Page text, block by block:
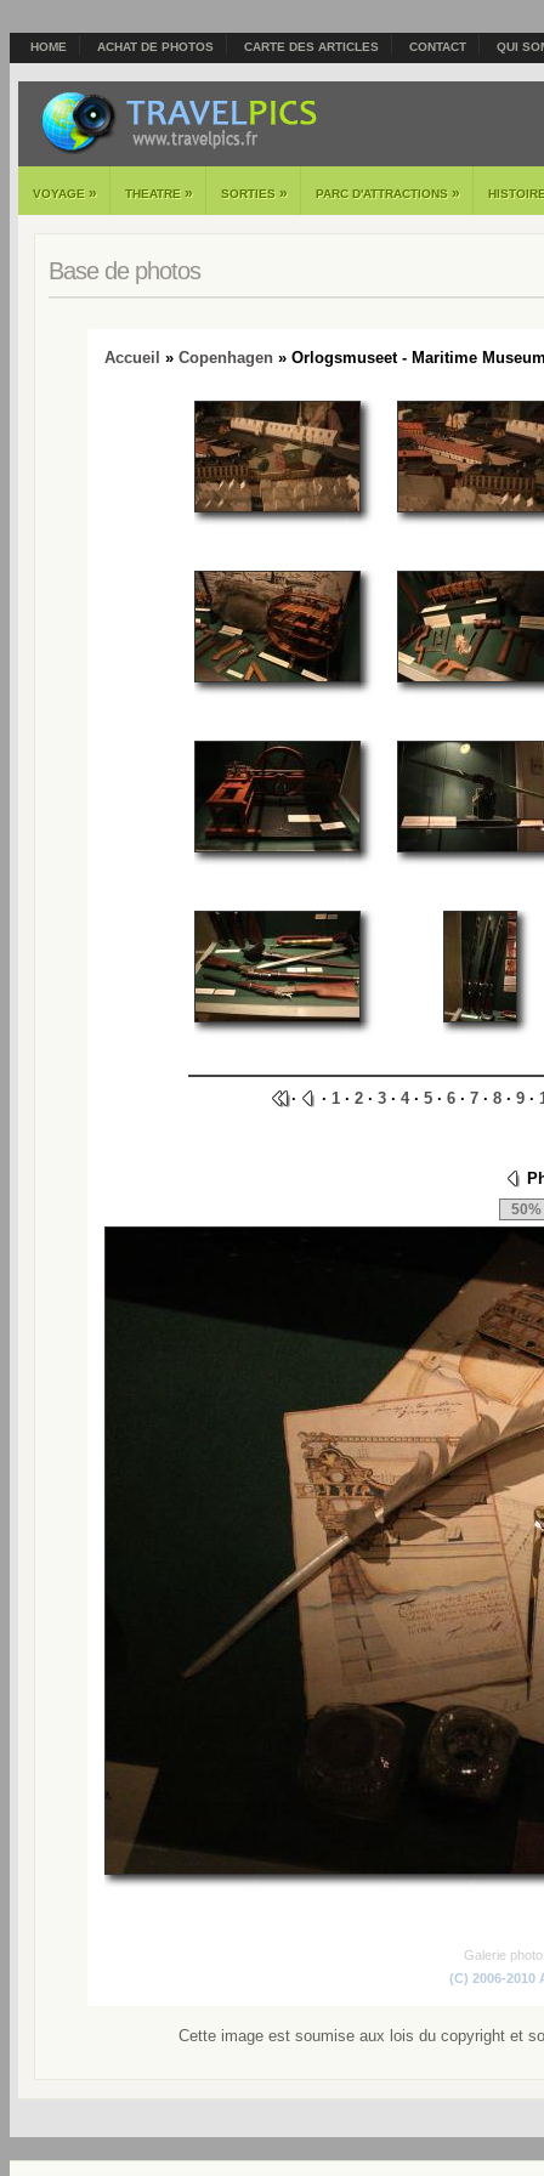
HOME ACHAT DE PHOTOS CARTE DES ARTICLES CONTACT QUI
VOYAGE » THEATRE » SORTIES » PARC D'ATTRACTIONS »
Base de photos
Accueil » Copenhagen » Orlogsmuseet - Maritime
· · 1 · 2 · 3 · 4· 5 · 6 · 7 · 8 · 9 ·
Galerie
(C) 2006-2010
Cette image est soumise aux lois du copyright et